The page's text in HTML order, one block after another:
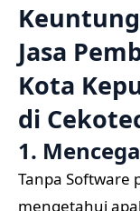
Jasa
Kota
di
1.
Tanpa Software
mengetahui